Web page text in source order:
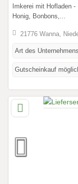
Imkerei mit Hofladen
Honig, Bonbons,...
21776 Wanna,
Art des
Gutscheinkauf